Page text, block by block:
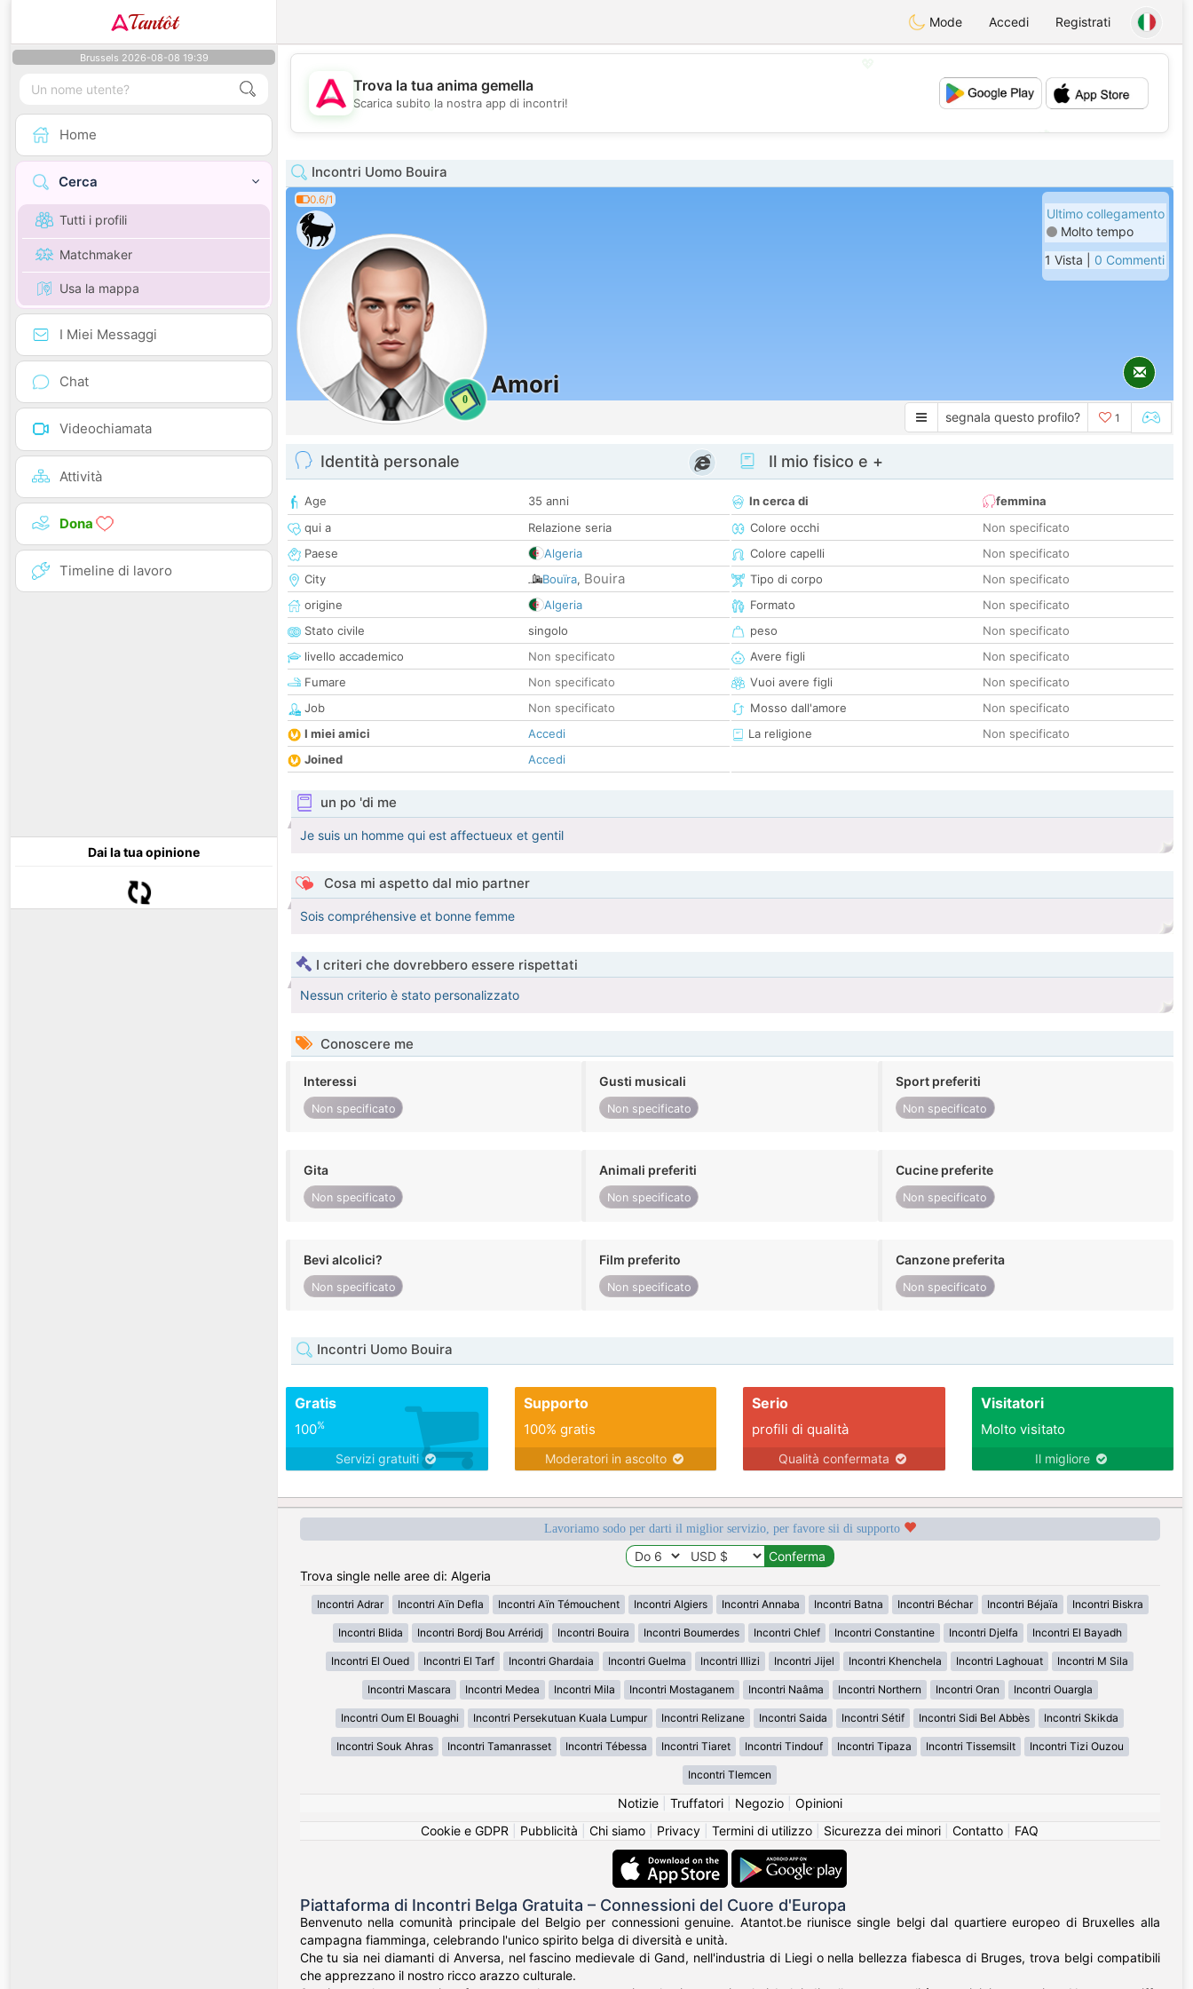
Tantôt Mode Accedi Registrati
Brussels 2026-08-08 19:39
Home
Cerca
Tutti i profili
Matchmaker
Usa la mappa
I Miei Messaggi
Chat
Videochiamata
Attività
Dona
Timeline di lavoro
Dai la tua opinione
💖
💕
Trova la tua anima gemella
Scarica subito la nostra app di incontri!
Incontri Uomo Bouira
0.6/1
0
Amori
Ultimo collegamento
Molto tempo
1 Vista | 0 Commenti
segnala questo profilo? 1
Identità personale
Age
35 anni
qui a
Relazione seria
Paese
Algeria
City
Bouïra, Bouira
origine
Algeria
Stato civile
singolo
livello accademico
Non specificato
Fumare
Non specificato
Job
Non specificato
I miei amici
Accedi
Joined
Accedi
Il mio fisico e +
In cerca di
femmina
Colore occhi
Non specificato
Colore capelli
Non specificato
Tipo di corpo
Non specificato
Formato
Non specificato
peso
Non specificato
Avere figli
Non specificato
Vuoi avere figli
Non specificato
Mosso dall'amore
Non specificato
La religione
Non specificato
un po 'di me
Je suis un homme qui est affectueux et gentil
Cosa mi aspetto dal mio partner
Sois compréhensive et bonne femme
I criteri che dovrebbero essere rispettati
Nessun criterio è stato personalizzato
Conoscere me
Interessi
Non specificato
Gusti musicali
Non specificato
Sport preferiti
Non specificato
Gita
Non specificato
Animali preferiti
Non specificato
Cucine preferite
Non specificato
Bevi alcolici?
Non specificato
Film preferito
Non specificato
Canzone preferita
Non specificato
Incontri Uomo Bouira
Gratis
100%
Servizi gratuiti
Supporto
100% gratis
Moderatori in ascolto
Serio
profili di qualità
Qualità confermata
Visitatori
Molto visitato
Il migliore
Lavoriamo sodo per darti il miglior servizio, per favore sii di supporto
Trova single nelle aree di: Algeria
Incontri Adrar Incontri Aïn Defla Incontri Aïn Témouchent Incontri Algiers Incontri Annaba Incontri Batna Incontri Béchar Incontri Béjaïa Incontri Biskra
Incontri Blida Incontri Bordj Bou Arréridj Incontri Bouira Incontri Boumerdes Incontri Chlef Incontri Constantine Incontri Djelfa Incontri El Bayadh
Incontri El Oued Incontri El Tarf Incontri Ghardaia Incontri Guelma Incontri Illizi Incontri Jijel Incontri Khenchela Incontri Laghouat Incontri M Sila
Incontri Mascara Incontri Medea Incontri Mila Incontri Mostaganem Incontri Naâma Incontri Northern Incontri Oran Incontri Ouargla
Incontri Oum El Bouaghi Incontri Persekutuan Kuala Lumpur Incontri Relizane Incontri Saida Incontri Sétif Incontri Sidi Bel Abbès Incontri Skikda
Incontri Souk Ahras Incontri Tamanrasset Incontri Tébessa Incontri Tiaret Incontri Tindouf Incontri Tipaza Incontri Tissemsilt Incontri Tizi Ouzou
Incontri Tlemcen
Notizie| Truffatori| Negozio| Opinioni
Cookie e GDPR
Pubblicità Chi siamo Privacy Termini di utilizzo Sicurezza dei minori Contatto FAQ
Piattaforma di Incontri Belga Gratuita – Connessioni del Cuore d'Europa
Benvenuto nella comunità principale del Belgio per connessioni genuine. Atantot.be riunisce single belgi dal quartiere europeo di Bruxelles alla
campagna fiamminga, celebrando l'unico spirito belga di diversità e unità.
Che tu sia nei diamanti di Anversa, nel fascino medievale di Gand, nell'industria di Liegi o nella bellezza fiabesca di Bruges, trova belgi compatibili
che apprezzano il nostro ricco arazzo culturale.